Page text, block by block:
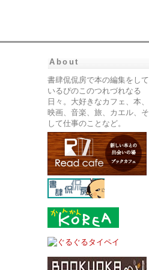
About
書肆侃侃房で本の編集をして
いるぴのこのつれづれなる
日々。大好きなカフェ、本、
映画、音楽、旅、カエル、そ
して仕事のことなど。